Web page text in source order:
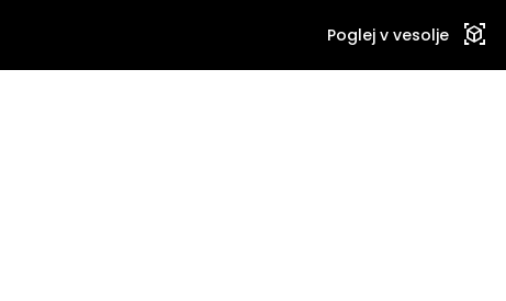
Poglej v vesolje view_in_ar